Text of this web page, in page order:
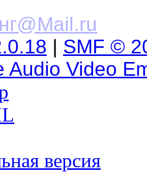
| SMF ©
Audio Video
версия